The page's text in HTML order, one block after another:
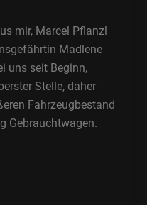
mir, Marcel Pflanzl
Madlene
uns seit Beginn,
Stelle, daher
Fahrzeugbestand
Gebrauchtwagen.